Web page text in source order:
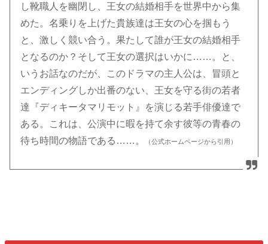
し靴職人を幽閉し、王女の結婚相手を世界中から集
めた。名乗りを上げた貴族達は王女の心を掴もう
と、激しく競い合う。果たして誰が王女の結婚相手
となるのか？そして王女の選択はいかに……。と、
いうお話なのだが、このドラマの主人公は、冒頭と
エンディングしか出番のない、王女を守る街の若者
達『ディキータマリモット』を演じる若手俳優達で
ある。これは、公演中に暇を持て余す彼等の青春の
待ち時間の物語である……。
（公式ホームページから引用）